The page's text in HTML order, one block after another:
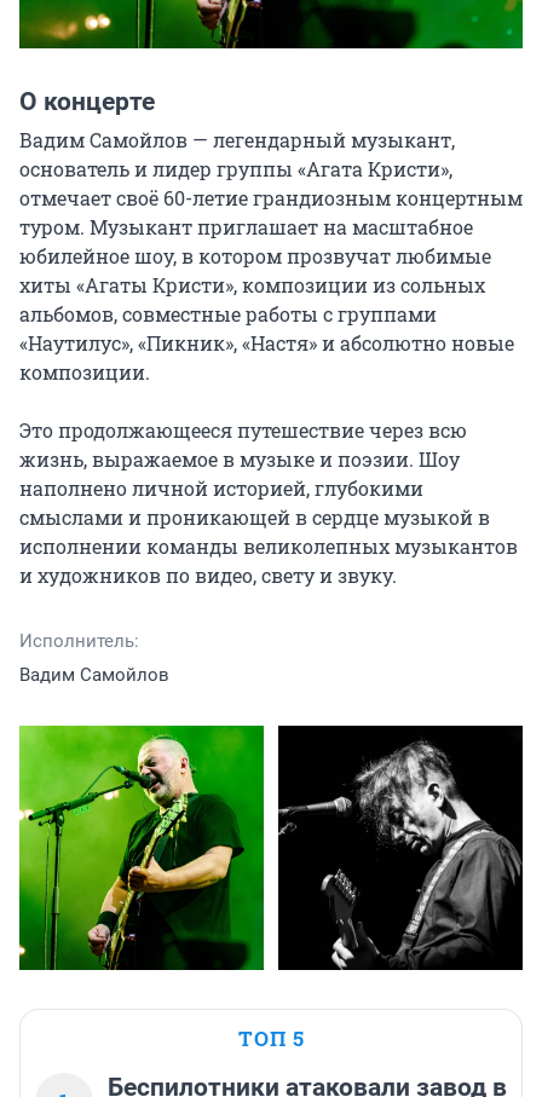
О концерте
Вадим Самойлов — легендарный музыкант,
основатель и лидер группы «Агата Кристи»,
отмечает своё 60-летие грандиозным концертным
туром. Музыкант приглашает на масштабное
юбилейное шоу, в котором прозвучат любимые
хиты «Агаты Кристи», композиции из сольных
альбомов, совместные работы с группами
«Наутилус», «Пикник», «Настя» и абсолютно новые
композиции.
Это продолжающееся путешествие через всю
жизнь, выражаемое в музыке и поэзии. Шоу
наполнено личной историей, глубокими
смыслами и проникающей в сердце музыкой в
исполнении команды великолепных музыкантов
и художников по видео, свету и звуку.
Исполнитель:
Вадим Самойлов
ТОП 5
Беспилотники атаковали завод в